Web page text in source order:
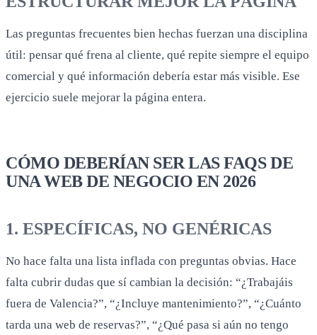
Las preguntas frecuentes bien hechas fuerzan una disciplina
útil: pensar qué frena al cliente, qué repite siempre el equipo
comercial y qué información debería estar más visible. Ese
ejercicio suele mejorar la página entera.
CÓMO DEBERÍAN SER LAS FAQS DE
UNA WEB DE NEGOCIO EN 2026
1. ESPECÍFICAS, NO GENÉRICAS
No hace falta una lista inflada con preguntas obvias. Hace
falta cubrir dudas que sí cambian la decisión: “¿Trabajáis
fuera de Valencia?”, “¿Incluye mantenimiento?”, “¿Cuánto
tarda una web de reservas?”, “¿Qué pasa si aún no tengo